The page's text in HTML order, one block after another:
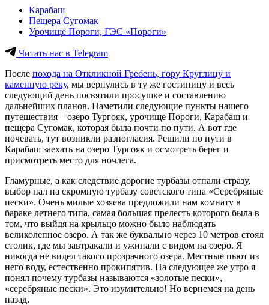
Карабаш
Пещера Сугомак
Урочище Пороги, ГЭС «Пороги»
Читать нас в Telegram
После похода на Откликной Гребень, гору Круглицу и
каменную реку, мы вернулись в ту же гостиницу и весь
следующий день посвятили просушке и составлению
дальнейших планов. Наметили следующие пункты нашего
путешествия – озеро Тургояк, урочище Пороги, Карабаш и
пещера Сугомак, которая была почти по пути. А вот где
ночевать, тут возникли разногласия. Решили по пути в
Карабаш заехать на озеро Тургояк и осмотреть берег и
присмотреть место для ночлега.
Гламурные, а как следствие дорогие турбазы отпали стразу,
выбор пал на скромную турбазу советского типа «Серебряные
пески». Очень милые хозяева предложили нам комнату в
бараке летнего типа, самая большая прелесть которого была в
том, что выйдя на крыльцо можно было наблюдать
великолепное озеро. А так же буквально через 10 метров стоял
столик, где мы завтракали и ужинали с видом на озеро. Я
никогда не видел такого прозрачного озера. Местные пьют из
него воду, естественно прокипятив. На следующее же утро я
понял почему турбазы называются «золотые пески»,
«серебряные пески». Это изумительно! Но вернемся на день
назад.